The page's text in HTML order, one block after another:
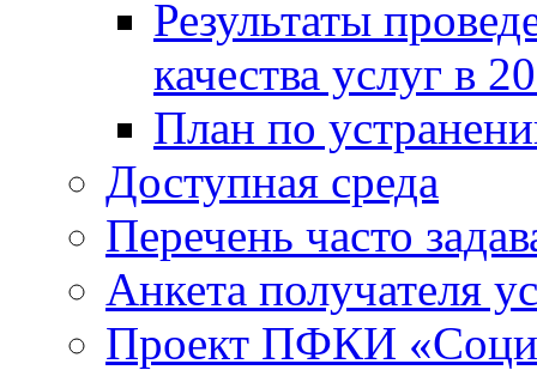
Результаты
качества услуг в
План по
Доступная среда
Перечень часто
Анкета получателя
Проект ПФКИ